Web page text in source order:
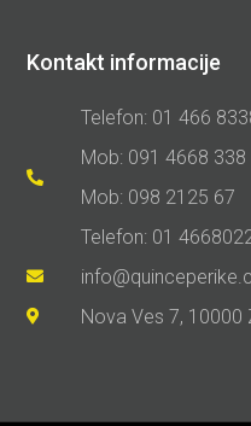
Kontakt informacije
Telefon: 01 466
Mob: 091 4668 338
Mob: 098 2125 67
Telefon: 01
Nova Ves 7, 10000